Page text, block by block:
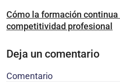
Cómo la formación
competitividad profesional
Deja un comentario
Comentario